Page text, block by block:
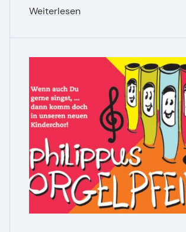
Weiterlesen